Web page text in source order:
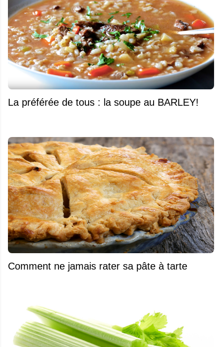
La préférée de tous : la soupe au BARLEY!
Comment ne jamais rater sa pâte à tarte